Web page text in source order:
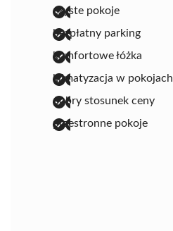
czyste pokoje
bezpłatny parking
komfortowe łóżka
klimatyzacja w pokojach
dobry stosunek ceny
przestronne pokoje